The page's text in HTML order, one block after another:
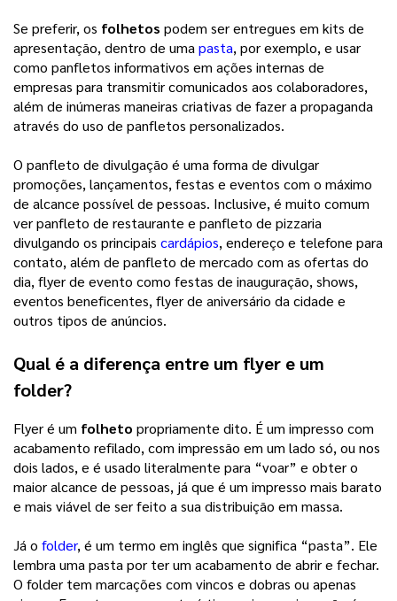
Se preferir, os folhetos podem ser entregues em kits de
apresentação, dentro de uma pasta, por exemplo, e usar
como panfletos informativos em ações internas de
empresas para transmitir comunicados aos colaboradores,
além de inúmeras maneiras criativas de fazer a propaganda
através do uso de panfletos personalizados.
O panfleto de divulgação é uma forma de divulgar
promoções, lançamentos, festas e eventos com o máximo
de alcance possível de pessoas. Inclusive, é muito comum
ver panfleto de restaurante e panfleto de pizzaria
divulgando os principais cardápios, endereço e telefone para
contato, além de panfleto de mercado com as ofertas do
dia, flyer de evento como festas de inauguração, shows,
eventos beneficentes, flyer de aniversário da cidade e
outros tipos de anúncios.
Qual é a diferença entre um flyer e um
folder?
Flyer é um folheto propriamente dito. É um impresso com
acabamento refilado, com impressão em um lado só, ou nos
dois lados, e é usado literalmente para “voar” e obter o
maior alcance de pessoas, já que é um impresso mais barato
e mais viável de ser feito a sua distribuição em massa.
Já o folder, é um termo em inglês que significa “pasta”. Ele
lembra uma pasta por ter um acabamento de abrir e fechar.
O folder tem marcações com vincos e dobras ou apenas